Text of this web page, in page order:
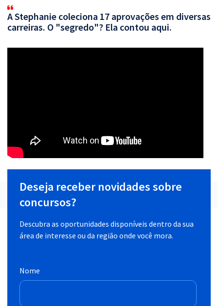
A Stephanie coleciona 17 aprovações em diversas
carreiras. O "segredo"? Ela contou aqui.
Deseja receber novidades sobre
concursos?
Descubra as oportunidades disponíveis dentro da sua
área de interesse ou da região onde você mora.
Nome